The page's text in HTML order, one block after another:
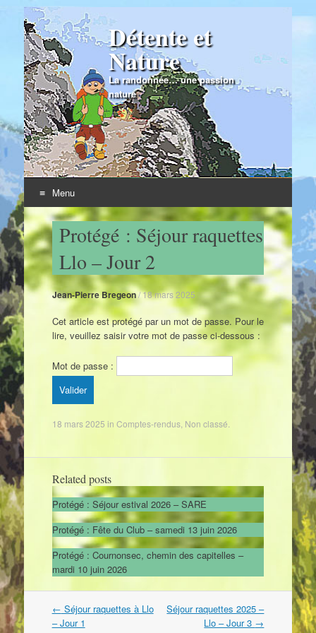
Détente et
Nature
La randonnée… une passion
nature
Menu
Skip to content
Protégé : Séjour raquettes
Llo – Jour 2
Jean-Pierre Bregeon/18 mars 2025
Cet article est protégé par un mot de passe. Pour le
lire, veuillez saisir votre mot de passe ci-dessous :
Mot de passe :
18 mars 2025 in Comptes-rendus, Non classé
Related posts
Protégé : Séjour estival 2026 – SARE
Protégé : Fête du Club – samedi 13 juin 2026
Protégé : Cournonsec, chemin des capitelles –
mardi 10 juin 2026
Post navigation
← Séjour raquettes à Llo
– Jour 1
Séjour raquettes 2025 –
Llo – Jour 3 →